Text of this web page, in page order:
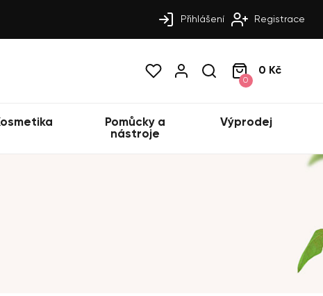
Přihlášení Registrace
0
0 Kč
Pomůcky a
nástroje
Výprodej